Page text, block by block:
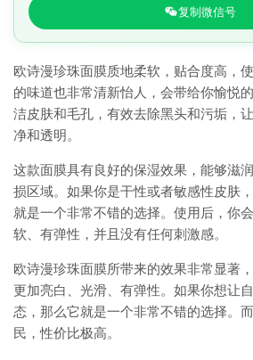
复制微信号
欧诗漫珍珠面膜质地柔软，贴合度高，
的味道也非常清新怡人，会带给你愉悦
洁皮肤和毛孔，有效去除黑头和污垢，
净和透明。
这款面膜具有良好的保湿效果，能够滋
损区域。如果你是干性或者敏感性皮肤
就是一个非常不错的选择。使用后，你
软、有弹性，并且没有任何刺激感。
欧诗漫珍珠面膜所带来的效果非常显著
更加亮白、光滑、有弹性。如果你想让
态，那么它就是一个非常不错的选择。
民，性价比极高。